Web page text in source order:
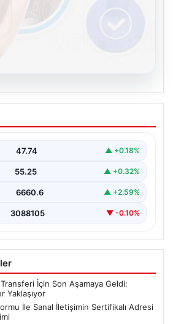
platformu İle Sanal
Adresi Ve
seviyeli bir şekilde bağlantı
47.74 ▲ +0.18%
55.25 ▲ +0.32%
6660.6 ▲ +2.59%
3088105 ▼ -0.10%
İçin Son Aşamaya Geldi:
Yaklaşıyor
İle Sanal İletişimin Sertifikalı Adresi